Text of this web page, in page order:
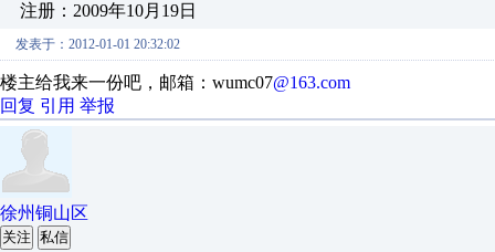
注册：2009年10月19日
发表于：2012-01-01 20:32:02
楼主给我来一份吧，邮箱：wumc07@163.com
回复 引用 举报
徐州铜山区
关注 私信